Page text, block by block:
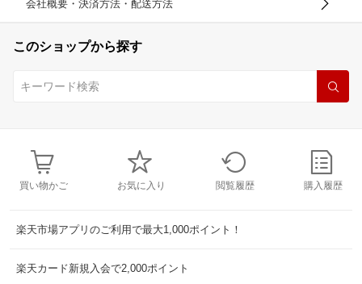
会社概要・決済方法・配送方法
このショップから探す
買い物かご お気に入り 閲覧履歴 購入履歴
楽天市場アプリのご利用で最大1,000ポイント！
楽天カード新規入会で2,000ポイント